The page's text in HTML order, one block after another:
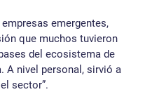
emergentes,
que muchos tuvieron
del ecosistema de
A nivel personal, sirvió a
sector”.